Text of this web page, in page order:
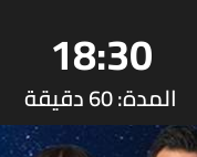
18:30
المدة: 60 دقيقة